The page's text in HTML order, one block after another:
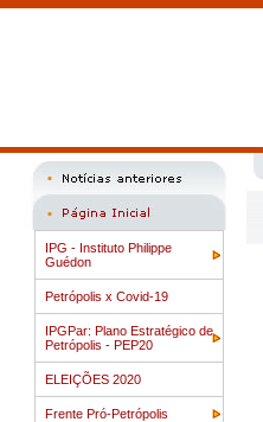
IPG - Instituto Philippe
Guédon
Petrópolis x Covid-19
IPGPar: Plano Estratégico de
Petrópolis - PEP20
ELEIÇÕES 2020
Frente Pró-Petrópolis